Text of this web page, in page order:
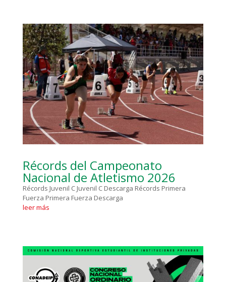
Récords del Campeonato
Nacional de Atletismo 2026
Récords Juvenil C Juvenil C Descarga Récords Primera
Fuerza Primera Fuerza Descarga
leer más